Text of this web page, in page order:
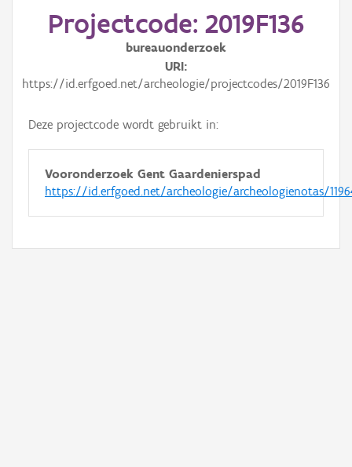
Projectcode: 2019F136
bureauonderzoek
URI
https://id.erfgoed.net/archeologie/projectcodes/2019F136
Deze projectcode wordt gebruikt in:
Vooronderzoek Gent Gaardenierspad
https://id.erfgoed.net/archeologie/archeologienotas/